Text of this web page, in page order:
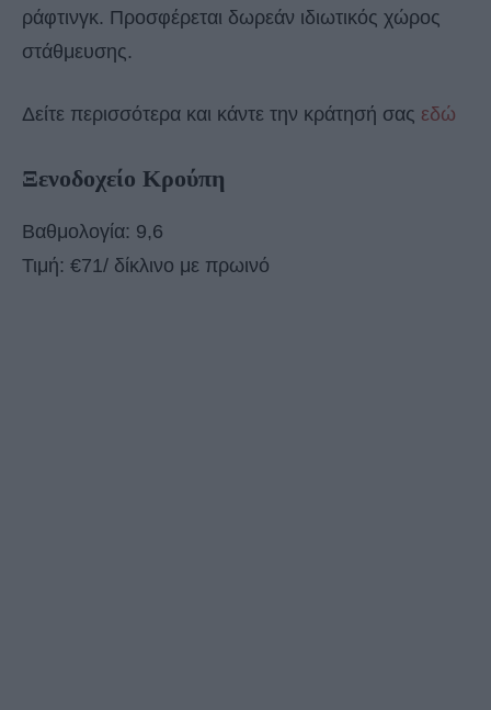
ράφτινγκ. Προσφέρεται δωρεάν ιδιωτικός χώρος
στάθμευσης.
Δείτε περισσότερα και κάντε την κράτησή σας εδώ
Ξενοδοχείο Κρούπη
Βαθμολογία: 9,6
Τιμή: €71/ δίκλινο με πρωινό